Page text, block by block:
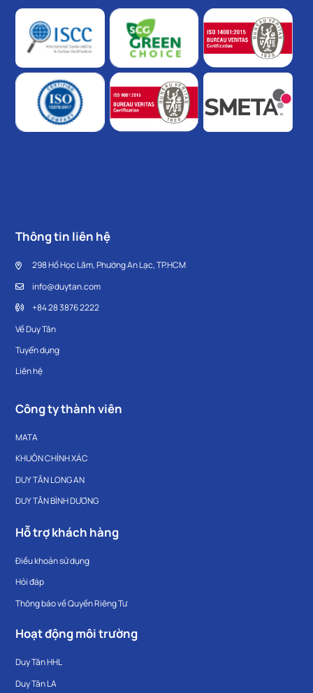
Thông tin liên hệ
298 Hồ Học Lãm, Phường An Lạc, TP.HCM
info@duytan.com
+84 28 3876 2222
Về Duy Tân
Tuyển dụng
Liên hệ
Công ty thành viên
MATA
KHUÔN CHÍNH XÁC
DUY TÂN LONG AN
DUY TÂN BÌNH DƯƠNG
Hỗ trợ khách hàng
Điều khoản sử dụng
Hỏi đáp
Thông báo về Quyền Riêng Tư
Hoạt động môi trường
Duy Tân HHL
Duy Tân LA